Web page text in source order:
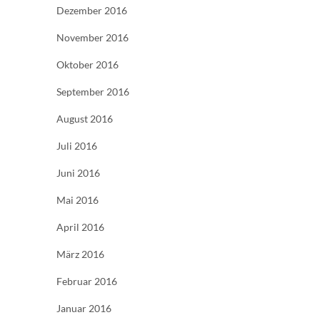
Dezember 2016
November 2016
Oktober 2016
September 2016
August 2016
Juli 2016
Juni 2016
Mai 2016
April 2016
März 2016
Februar 2016
Januar 2016